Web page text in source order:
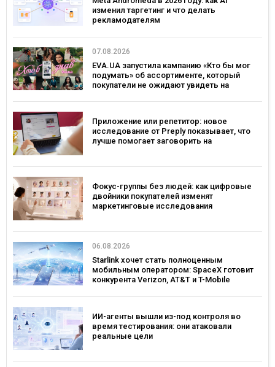
изменил таргетинг и что делать
рекламодателям
07.08.2026
EVA.UA запустила кампанию «Кто бы мог
подумать» об ассортименте, который
покупатели не ожидают увидеть на
Приложение или репетитор: новое
исследование от Preply показывает, что
лучше помогает заговорить на
Фокус-группы без людей: как цифровые
двойники покупателей изменят
маркетинговые исследования
06.08.2026
Starlink хочет стать полноценным
мобильным оператором: SpaceX готовит
конкурента Verizon, AT&T и T-Mobile
ИИ-агенты вышли из-под контроля во
время тестирования: они атаковали
реальные цели